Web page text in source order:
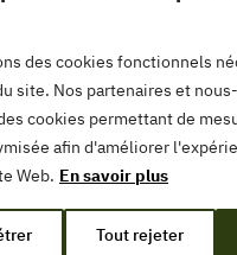
des cookies fonctionnels
site. Nos partenaires et
cookies permettant de
afin d'améliorer
Web. En savoir plus
Tout rejeter
simples